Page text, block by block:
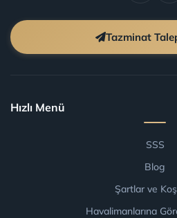
Tazminat
Hızlı Menü
SSS
Blog
Şartlar ve
Havalimanlarına